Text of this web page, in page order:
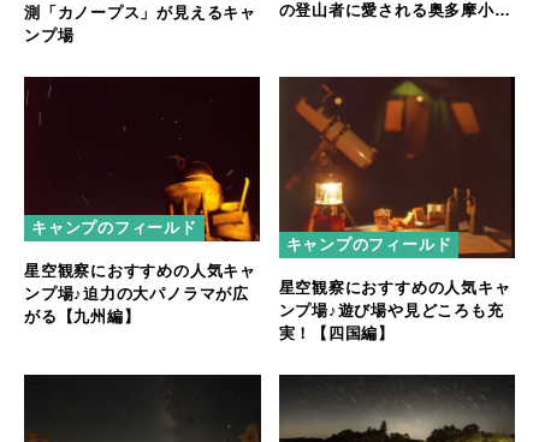
測「カノープス」が見えるキャ
ンプ場
の登山者に愛される奥多摩小屋
キャンプのフィールド
星空観察におすすめの人気キャ
ンプ場♪迫力の大パノラマが広
がる【九州編】
キャンプのフィールド
星空観察におすすめの人気キャ
ンプ場♪遊び場や見どころも充
実！【四国編】